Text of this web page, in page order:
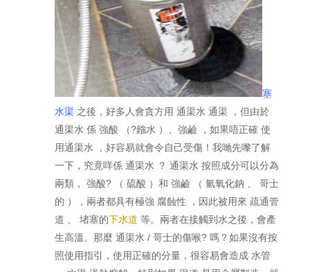
塞
水渠之後，好多人會貪方用 通渠水 通渠 ，但由於
通渠水 係 強酸 （?鏹水 ）、強鹼 ，如果唔正確 使
用通渠水 ，好容易就會令自己受傷！我哋先嚟了解
一下，究竟咩係 通渠水 ？ 通渠水 按照成分可以分為
兩類， 強酸? （ 硫酸 ）和 強鹼 （ 氫氧化鈉 、 哥士
的 ），兩者都具有極強 腐蝕性 ，因此被用來 疏通管
道 、 堵塞的下水道 等。兩者在接觸到水之後，會產
生高溫。那麼 通渠水 / 哥士的傷喉? 嗎？如果沒有按
照使用指引，使用正確的分量，很容易會造成 水管